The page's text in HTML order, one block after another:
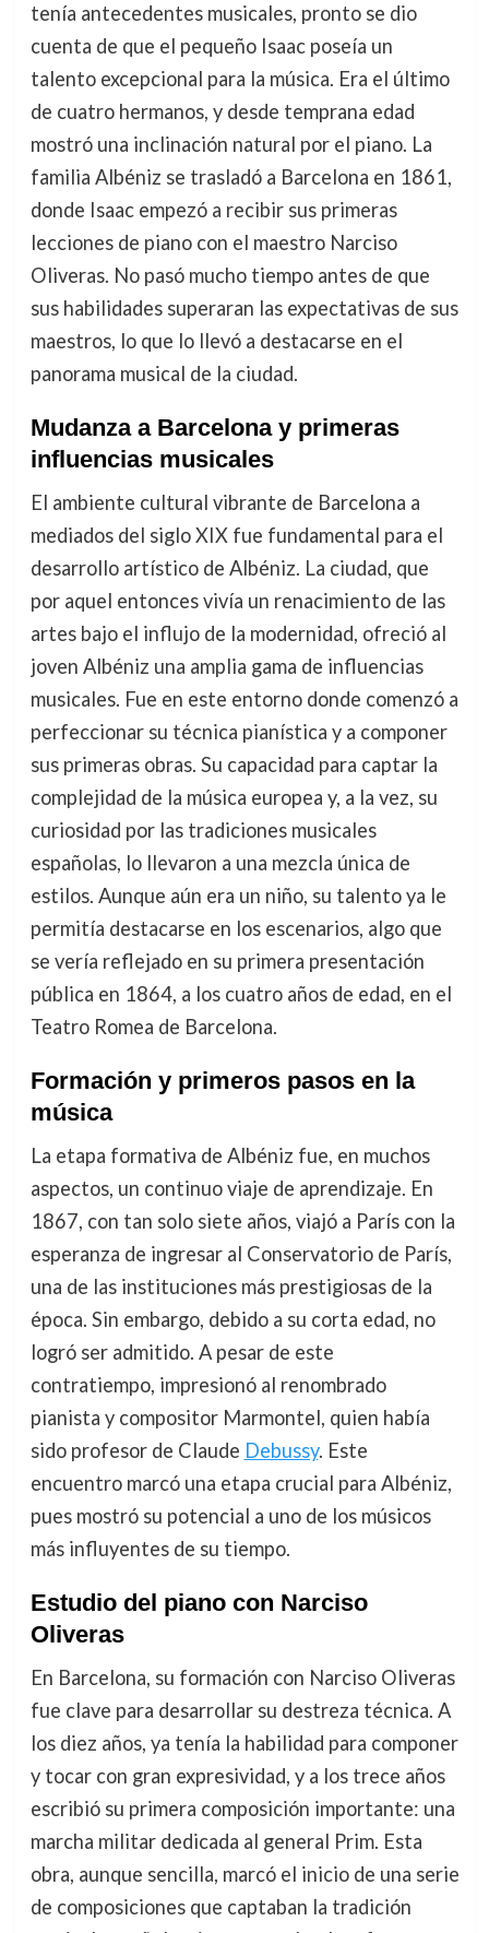
tenía antecedentes musicales, pronto se dio
cuenta de que el pequeño Isaac poseía un
talento excepcional para la música. Era el último
de cuatro hermanos, y desde temprana edad
mostró una inclinación natural por el piano. La
familia Albéniz se trasladó a Barcelona en 1861,
donde Isaac empezó a recibir sus primeras
lecciones de piano con el maestro Narciso
Oliveras. No pasó mucho tiempo antes de que
sus habilidades superaran las expectativas de sus
maestros, lo que lo llevó a destacarse en el
panorama musical de la ciudad.
Mudanza a Barcelona y primeras
influencias musicales
El ambiente cultural vibrante de Barcelona a
mediados del siglo XIX fue fundamental para el
desarrollo artístico de Albéniz. La ciudad, que
por aquel entonces vivía un renacimiento de las
artes bajo el influjo de la modernidad, ofreció al
joven Albéniz una amplia gama de influencias
musicales. Fue en este entorno donde comenzó a
perfeccionar su técnica pianística y a componer
sus primeras obras. Su capacidad para captar la
complejidad de la música europea y, a la vez, su
curiosidad por las tradiciones musicales
españolas, lo llevaron a una mezcla única de
estilos. Aunque aún era un niño, su talento ya le
permitía destacarse en los escenarios, algo que
se vería reflejado en su primera presentación
pública en 1864, a los cuatro años de edad, en el
Teatro Romea de Barcelona.
Formación y primeros pasos en la
música
La etapa formativa de Albéniz fue, en muchos
aspectos, un continuo viaje de aprendizaje. En
1867, con tan solo siete años, viajó a París con la
esperanza de ingresar al Conservatorio de París,
una de las instituciones más prestigiosas de la
época. Sin embargo, debido a su corta edad, no
logró ser admitido. A pesar de este
contratiempo, impresionó al renombrado
pianista y compositor Marmontel, quien había
sido profesor de Claude Debussy. Este
encuentro marcó una etapa crucial para Albéniz,
pues mostró su potencial a uno de los músicos
más influyentes de su tiempo.
Estudio del piano con Narciso
Oliveras
En Barcelona, su formación con Narciso Oliveras
fue clave para desarrollar su destreza técnica. A
los diez años, ya tenía la habilidad para componer
y tocar con gran expresividad, y a los trece años
escribió su primera composición importante: una
marcha militar dedicada al general Prim. Esta
obra, aunque sencilla, marcó el inicio de una serie
de composiciones que captaban la tradición